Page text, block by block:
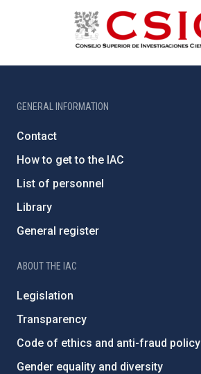
GENERAL INFORMATION
Contact
How to get to the IAC
List of personnel
Library
General register
ABOUT THE IAC
Legislation
Transparency
Code of ethics and anti-fraud policy
Gender equality and diversity